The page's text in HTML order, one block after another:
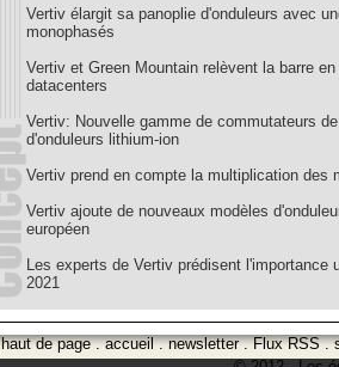
Vertiv élargit sa panoplie d'onduleurs avec
monophasés
Vertiv et Green Mountain relèvent la barre
datacenters
Vertiv: Nouvelle gamme de commutateurs
d'onduleurs lithium-ion
Vertiv prend en compte la multiplication des
Vertiv ajoute de nouveaux modèles
européen
Les experts de Vertiv prédisent l'importance
2021
haut de page.accueil.newsletter.Flux RSS.